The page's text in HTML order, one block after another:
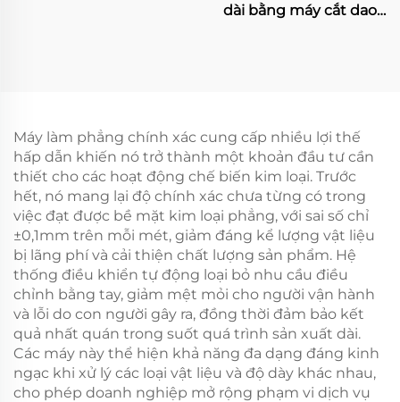
dài bằng máy cắt dao
Máy làm phẳng chính xác cung cấp nhiều lợi thế
hấp dẫn khiến nó trở thành một khoản đầu tư cần
thiết cho các hoạt động chế biến kim loại. Trước
hết, nó mang lại độ chính xác chưa từng có trong
việc đạt được bề mặt kim loại phẳng, với sai số chỉ
±0,1mm trên mỗi mét, giảm đáng kể lượng vật liệu
bị lãng phí và cải thiện chất lượng sản phẩm. Hệ
thống điều khiển tự động loại bỏ nhu cầu điều
chỉnh bằng tay, giảm mệt mỏi cho người vận hành
và lỗi do con người gây ra, đồng thời đảm bảo kết
quả nhất quán trong suốt quá trình sản xuất dài.
Các máy này thể hiện khả năng đa dạng đáng kinh
ngạc khi xử lý các loại vật liệu và độ dày khác nhau,
cho phép doanh nghiệp mở rộng phạm vi dịch vụ